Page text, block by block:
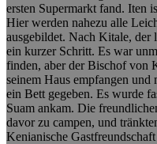
ersten Supermarkt fand. Iten
Hier werden nahezu alle
ausgebildet. Nach Kitale, der
ein kurzer Schritt. Es war
finden, aber der Bischof von
seinem Haus empfangen und
ein Bett gegeben. Es wurde
Suam ankam. Die
davor zu campen, und
Kenianische